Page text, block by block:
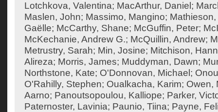
Lotchkova, Valentina; MacArthur, Daniel ;
Maslen, John; Massimo, Mangino; Mathieson,
Gaëlle; McCarthy, Shane; McGuffin, Peter;
McKechanie, Andrew G.; McQuillin, Andrew;
Metrustry, Sarah; Min, Josine; Mitchison,
Alireza; Morris, James; Muddyman, Dawn;
Northstone, Kate; O'Donnovan, Michael ;
O'Rahilly, Stephen; Oualkacha, Karim; Owen,
Aarno; Panoutsopoulou, Kalliope; Parker,
Paternoster, Lavinia; Paunio, Tiina; Payne,